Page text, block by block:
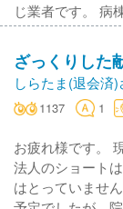
じ業者です。 病
ざっくりした
しらたま(退会済)
1137 1
お疲れ様です。
法人のショート
はとっていませ